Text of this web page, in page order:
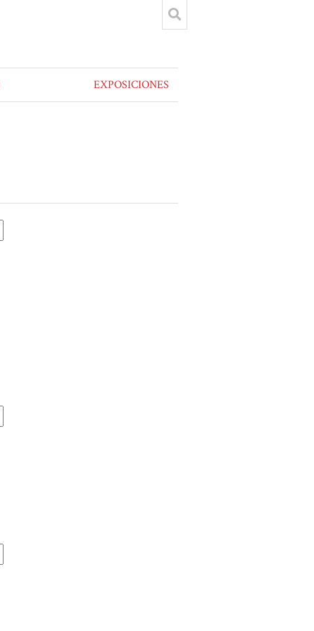
EXPOSICIONES